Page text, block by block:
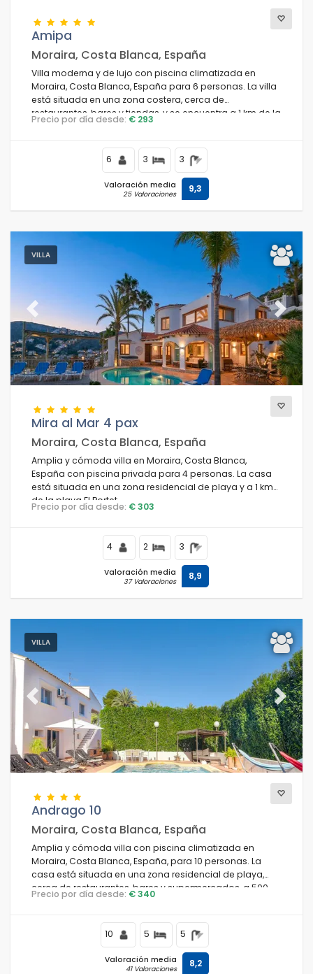
Amipa
Moraira, Costa Blanca, España
Villa moderna y de lujo con piscina climatizada en
Moraira, Costa Blanca, España para 6 personas. La villa
está situada en una zona costera, cerca de
restaurantes, bares y tiendas, y se encuentra a 1 km de la
playa.
Precio por día desde: € 293
6 3 3
Valoración media
25 Valoraciones 9,3
VILLA
Previous Next
Mira al Mar 4 pax
Moraira, Costa Blanca, España
Amplia y cómoda villa en Moraira, Costa Blanca,
España con piscina privada para 4 personas. La casa
está situada en una zona residencial de playa y a 1 km
de la playa El Portet.
Precio por día desde: € 303
4 2 3
Valoración media
37 Valoraciones 8,9
VILLA
Previous Next
Andrago 10
Moraira, Costa Blanca, España
Amplia y cómoda villa con piscina climatizada en
Moraira, Costa Blanca, España, para 10 personas. La
casa está situada en una zona residencial de playa,
cerca de restaurantes, bares y supermercados, a 500
metros de la playa de Cala Andrago y a 0,5 km del mar
Precio por día desde: € 340
10 5 5
Valoración media
41 Valoraciones 8,2